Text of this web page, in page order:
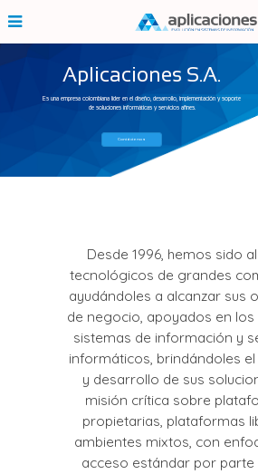
Aplicaciones S.A.
Es una empresa colombiana líder en el diseño, desarrollo, implementación y soporte
de soluciones informáticas y servicios afines.
Contáctenos
Desde 1996, hemos sido
tecnológicos de grandes
ayudándoles a alcanzar sus
de negocio, apoyados en
sistemas de información y
informáticos, brindándoles
y desarrollo de sus
misión crítica sobre
propietarias, plataformas
ambientes mixtos, con
acceso estándar por parte